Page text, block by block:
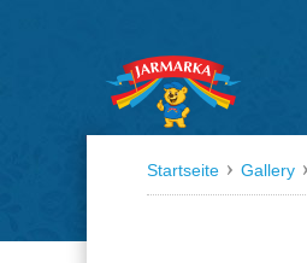
Startseite Gallery